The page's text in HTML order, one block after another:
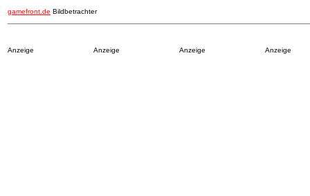
gamefront.de Bildbetrachter
Anzeige Anzeige Anzeige Anzeige